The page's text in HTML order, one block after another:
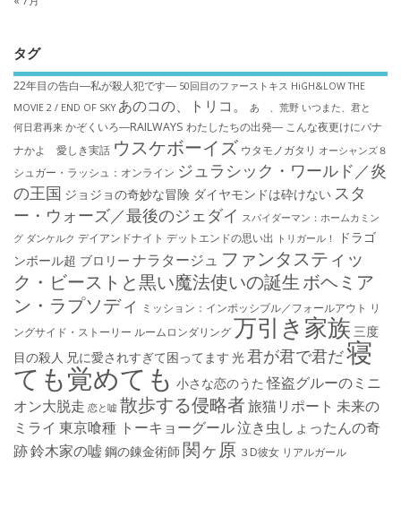
タグ
22年目の告白―私が殺人犯です― 50回目のファーストキス HiGH&LOW THE
MOVIE 2 / END OF SKY あのコの、トリコ。 あゝ、荒野 いつまた、君と
何日君再来 かぞくいろ―RAILWAYS わたしたちの出発― こんな夜更けにバナ
ナかよ 愛しき実話 ウスケボーイズ ウタモノガタリ オーシャンズ８
シュガー・ラッシュ：オ​ンライン ジュラシック・ワールド／炎
の王国 ジョジョの奇妙な冒険 ダイヤモンドは砕けない スタ
ー・ウォーズ／最後のジェダイ スパイダーマン：ホームカミン
グ ダンケルク デイアンドナイト デットエンドの思い出 トリガール！
ドラゴ
ンボール超 ブロリー ナラタージュ ファンタスティッ
ク・ビーストと黒い魔法使いの誕生 ボヘミア
ン・ラプソディ ミッション：インポッシブル／フォールアウト リ
ングサイド・ストーリー ルームロンダリング万引き家族 三度
目の殺人 兄に愛されすぎて困ってます 光君が君で君だ寝
ても覚めても 小さな恋のうた 怪盗グルーのミニ
オン大脱走 恋と嘘 散歩する侵略者旅猫リポート 未来の
ミライ 東京喰種 トーキョーグール泣き虫しょったんの奇
跡鈴木家の嘘 鋼の錬金術師 関ヶ原 ３D彼女 リアルガール